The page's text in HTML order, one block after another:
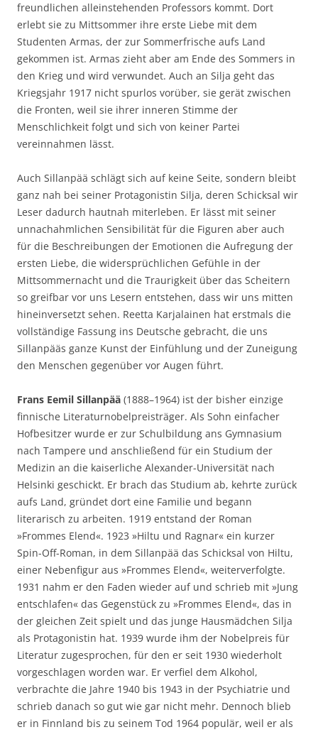
freundlichen alleinstehenden Professors kommt. Dort
erlebt sie zu Mittsommer ihre erste Liebe mit dem
Studenten Armas, der zur Sommerfrische aufs Land
gekommen ist. Armas zieht aber am Ende des Sommers in
den Krieg und wird verwundet. Auch an Silja geht das
Kriegsjahr 1917 nicht spurlos vorüber, sie gerät zwischen
die Fronten, weil sie ihrer inneren Stimme der
Menschlichkeit folgt und sich von keiner Partei
vereinnahmen lässt.
Auch Sillanpää schlägt sich auf keine Seite, sondern bleibt
ganz nah bei seiner Protagonistin Silja, deren Schicksal wir
Leser dadurch hautnah miterleben. Er lässt mit seiner
unnachahmlichen Sensibilität für die Figuren aber auch
für die Beschreibungen der Emotionen die Aufregung der
ersten Liebe, die widersprüchlichen Gefühle in der
Mittsommernacht und die Traurigkeit über das Scheitern
so greifbar vor uns Lesern entstehen, dass wir uns mitten
hineinversetzt sehen. Reetta Karjalainen hat erstmals die
vollständige Fassung ins Deutsche gebracht, die uns
Sillanpääs ganze Kunst der Einfühlung und der Zuneigung
den Menschen gegenüber vor Augen führt.
Frans Eemil Sillanpää (1888–1964) ist der bisher einzige
finnische Literaturnobelpreisträger. Als Sohn einfacher
Hofbesitzer wurde er zur Schulbildung ans Gymnasium
nach Tampere und anschließend für ein Studium der
Medizin an die kaiserliche Alexander-Universität nach
Helsinki geschickt. Er brach das Studium ab, kehrte zurück
aufs Land, gründet dort eine Familie und begann
literarisch zu arbeiten. 1919 entstand der Roman
»Frommes Elend«. 1923 »Hiltu und Ragnar« ein kurzer
Spin-Off-Roman, in dem Sillanpää das Schicksal von Hiltu,
einer Nebenfigur aus »Frommes Elend«, weiterverfolgte.
1931 nahm er den Faden wieder auf und schrieb mit »Jung
entschlafen« das Gegenstück zu »Frommes Elend«, das in
der gleichen Zeit spielt und das junge Hausmädchen Silja
als Protagonistin hat. 1939 wurde ihm der Nobelpreis für
Literatur zugesprochen, für den er seit 1930 wiederholt
vorgeschlagen worden war. Er verfiel dem Alkohol,
verbrachte die Jahre 1940 bis 1943 in der Psychiatrie und
schrieb danach so gut wie gar nicht mehr. Dennoch blieb
er in Finnland bis zu seinem Tod 1964 populär, weil er als